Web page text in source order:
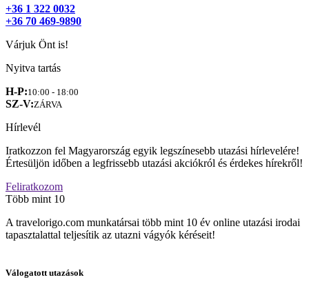
+36 1 322 0032
+36 70 469-9890
Várjuk Önt is!
Nyitva tartás
H-P:10:00 - 18:00
SZ-V:ZÁRVA
Hírlevél
Iratkozzon fel Magyarország egyik legszínesebb utazási hírlevelére!
Értesüljön időben a legfrissebb utazási akciókról és érdekes hírekről!
Feliratkozom
Több mint 10
A travelorigo.com munkatársai több mint 10 év online utazási irodai
tapasztalattal teljesítik az utazni vágyók kéréseit!
Válogatott utazások